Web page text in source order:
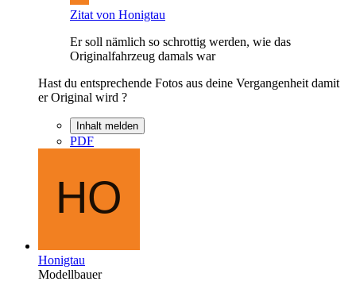
Zitat von Honigtau
Er soll nämlich so schrottig werden, wie das
Originalfahrzeug damals war
Hast du entsprechende Fotos aus deine Vergangenheit damit
er Original wird ?
Inhalt melden
PDF
Honigtau
Modellbauer